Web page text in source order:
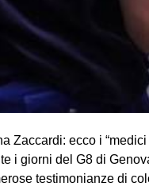
Zaccardi: ecco i
i giorni del G8 di
testimonianze di